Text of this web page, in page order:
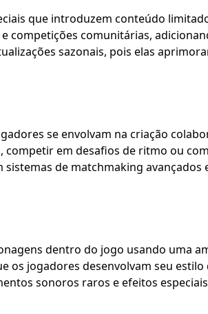
que introduzem conteúdo
competições comunitárias,
sazonais, pois elas
se envolvam na criação
em desafios de ritmo ou
de matchmaking
dentro do jogo usando uma
jogadores desenvolvam seu
sonoros raros e efeitos